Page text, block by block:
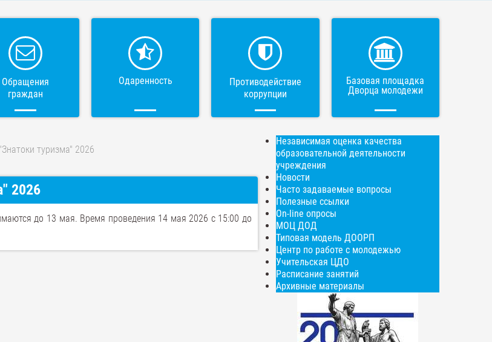
Обращения
граждан
Одаренность
Противодействие
коррупции
Базовая площадка
Дворца молодежи
туризма" 2026
2026
до 13 мая. Время проведения 14 мая 2026 с 15:00 до
Независимая оценка качества
образовательной деятельности
учреждения
Новости
Часто задаваемые вопросы
Полезные ссылки
On-line опросы
МОЦ ДОД
Типовая модель ДООРП
Центр по работе с молодежью
Учительская ЦДО
Расписание занятий
Архивные материалы